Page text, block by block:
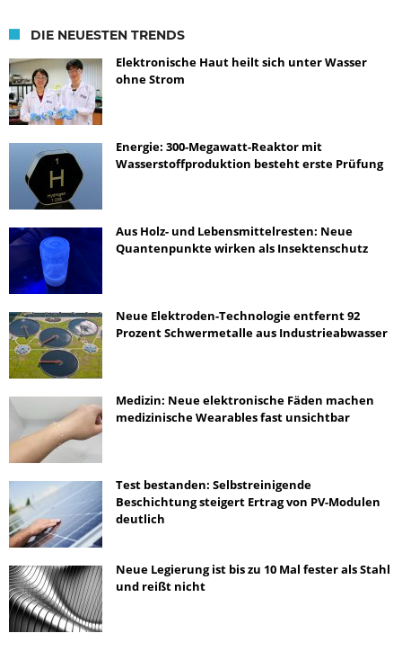
DIE NEUESTEN TRENDS
Elektronische Haut heilt sich unter Wasser
ohne Strom
Energie: 300-Megawatt-Reaktor mit
Wasserstoffproduktion besteht erste Prüfung
Aus Holz- und Lebensmittelresten: Neue
Quantenpunkte wirken als Insektenschutz
Neue Elektroden-Technologie entfernt 92
Prozent Schwermetalle aus Industrieabwasser
Medizin: Neue elektronische Fäden machen
medizinische Wearables fast unsichtbar
Test bestanden: Selbstreinigende
Beschichtung steigert Ertrag von PV-Modulen
deutlich
Neue Legierung ist bis zu 10 Mal fester als Stahl
und reißt nicht